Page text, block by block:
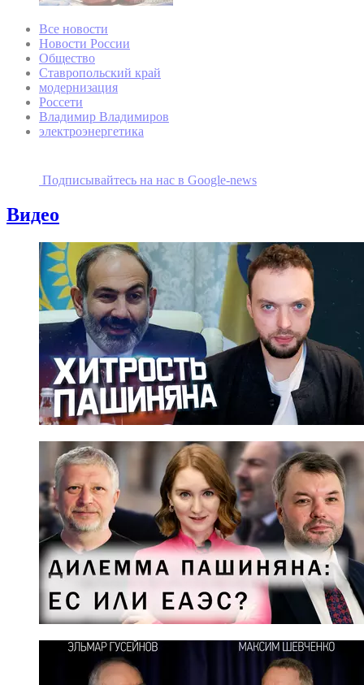
Все новости
Новости России
Общество
Ставропольский край
модернизация
Россети
Владимир Владимиров
электроэнергетика
Подписывайтесь на наc в Google-news
Видео